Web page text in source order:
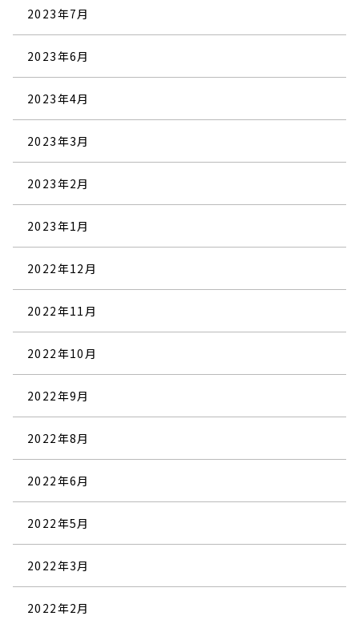
2023年7月
2023年6月
2023年4月
2023年3月
2023年2月
2023年1月
2022年12月
2022年11月
2022年10月
2022年9月
2022年8月
2022年6月
2022年5月
2022年3月
2022年2月